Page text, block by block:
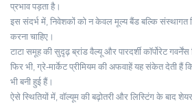
प्रभाव पड़ता है।
इस संदर्भ में, निवेशकों को न केवल मूल्य बैंड बल्कि संस्थागत
करना चाहिए।
टाटा समूह की सुदृढ़ ब्रांड वैल्यू और पारदर्शी कॉर्पोरेट
फिर भी, ग्रे‑मार्केट प्रीमियम की अफवाहें यह संकेत देती हैं
भी बनी हुई हैं।
ऐसे स्थितियों में, वॉल्यूम की बढ़ोतरी और लिस्‍टिंग के बाद